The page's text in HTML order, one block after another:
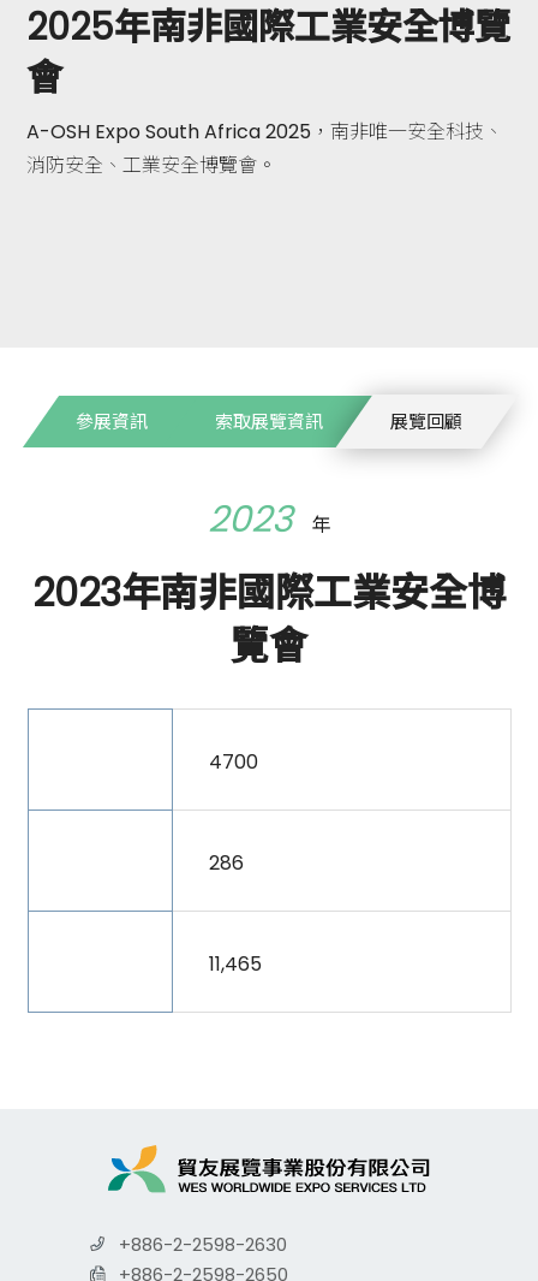
2025年南非國際工業安全博覽
會
A-OSH Expo South Africa 2025，南非唯一安全科技、
消防安全、工業安全博覽會。
參展資訊 索取展覽資訊 展覽回顧
2023 年
2023年南非國際工業安全博
覽會
4700
286
11,465
+886-2-2598-2630
+886-2-2598-2650